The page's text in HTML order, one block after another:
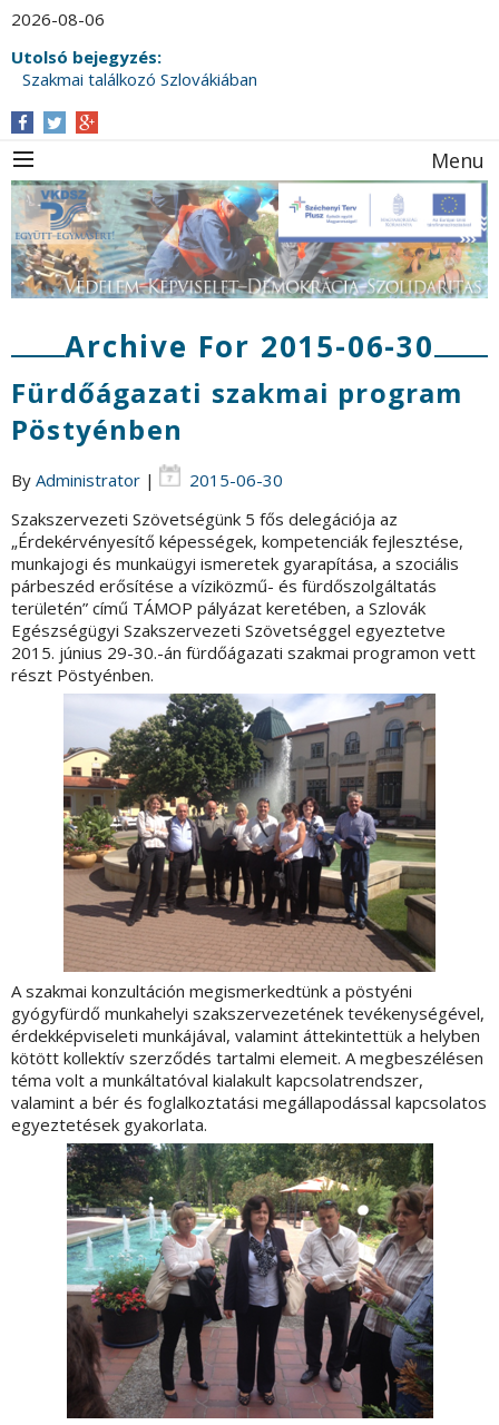
2026-08-06
Utolsó bejegyzés:
Szakmai találkozó Szlovákiában
Menu
Archive For 2015-06-30
Fürdőágazati szakmai program
Pöstyénben
By Administrator |
2015-06-30
Szakszervezeti Szövetségünk 5 fős delegációja az
„Érdekérvényesítő képességek, kompetenciák fejlesztése,
munkajogi és munkaügyi ismeretek gyarapítása, a szociális
párbeszéd erősítése a víziközmű- és fürdőszolgáltatás
területén” című TÁMOP pályázat keretében, a Szlovák
Egészségügyi Szakszervezeti Szövetséggel egyeztetve
2015. június 29-30.-án fürdőágazati szakmai programon vett
részt Pöstyénben.
A szakmai konzultáción megismerkedtünk a pöstyéni
gyógyfürdő munkahelyi szakszervezetének tevékenységével,
érdekképviseleti munkájával, valamint áttekintettük a helyben
kötött kollektív szerződés tartalmi elemeit. A megbeszélésen
téma volt a munkáltatóval kialakult kapcsolatrendszer,
valamint a bér és foglalkoztatási megállapodással kapcsolatos
egyeztetések gyakorlata.